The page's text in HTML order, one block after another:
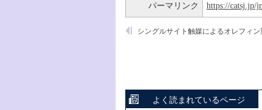
パーマリンク https://catsj.jp/
シングルサイト触媒によるオレフィン
よく読まれているページ